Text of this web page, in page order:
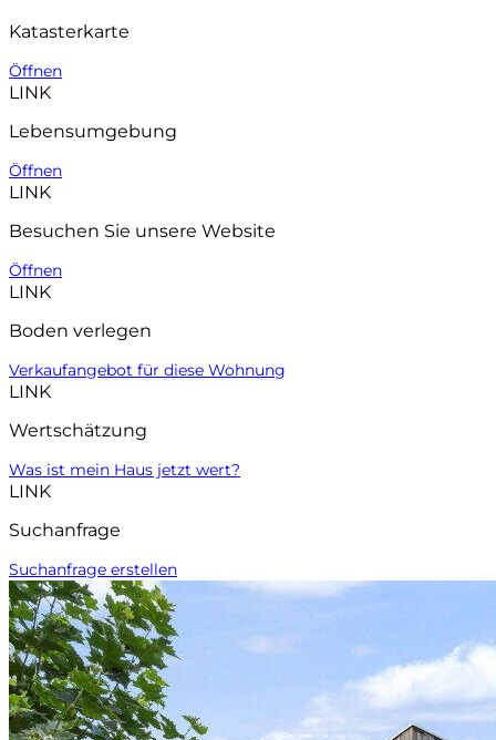
Katasterkarte
Öffnen
LINK
Lebensumgebung
Öffnen
LINK
Besuchen Sie unsere Website
Öffnen
LINK
Boden verlegen
Verkaufangebot für diese Wohnung
LINK
Wertschätzung
Was ist mein Haus jetzt wert?
LINK
Suchanfrage
Suchanfrage erstellen